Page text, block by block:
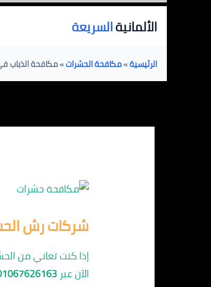
الألمانيةالسريعة
الرئيسية»مكافحة الحشرات»مكافحة الذباب
شركات رش
إذا كنت تعاني من
الآن عبر